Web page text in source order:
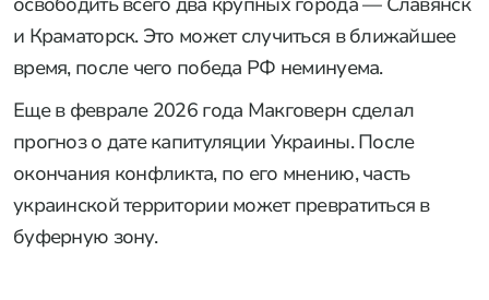
и Краматорск. Это может случиться в ближайшее
время, после чего победа РФ неминуема.
Еще в феврале 2026 года Макговерн сделал
прогноз о дате капитуляции Украины. После
окончания конфликта, по его мнению, часть
украинской территории может превратиться в
буферную зону.